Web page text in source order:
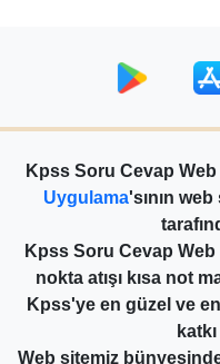
Kpss Soru Cevap
Uygulama'sının
Kpss Soru Cevap
nokta atışı kısa not
Kpss'ye en güzel ve
Web sitemiz